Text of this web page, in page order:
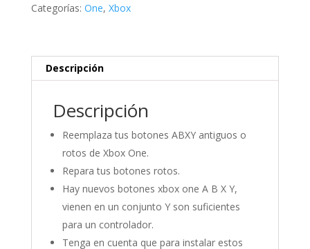
control
cantidad
Categorías: One, Xbox
Descripción
Descripción
Reemplaza tus botones ABXY antiguos o
rotos de Xbox One.
Repara tus botones rotos.
Hay nuevos botones xbox one A B X Y,
vienen en un conjunto Y son suficientes
para un controlador.
Tenga en cuenta que para instalar estos